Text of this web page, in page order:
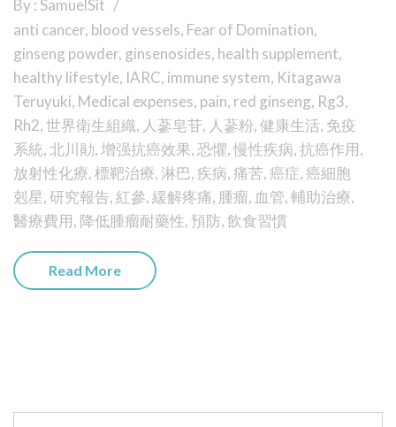
By : SamuelSit
anti cancer, blood vessels, Fear of Domination,
ginseng powder, ginsenosides, health supplement,
healthy lifestyle, IARC, immune system, Kitagawa
Teruyuki, Medical expenses, pain, red ginseng, Rg3,
Rh2,世界衛生組織, 人蔘皂苷, 人蔘粉,健康生活, 免疫
系統,北川勛,增强抗癌效果,恐懼,慢性疾病,抗癌作用,
放射性化療,標靶治療,淋巴,疾病,痛苦,癌症,癌細胞
剋星,研究報告,紅參,緩解疼痛, 腫瘤, 血管,輔助治療,
醫療費用, 降低腫瘤耐藥性,預防,飲食習慣
Read More